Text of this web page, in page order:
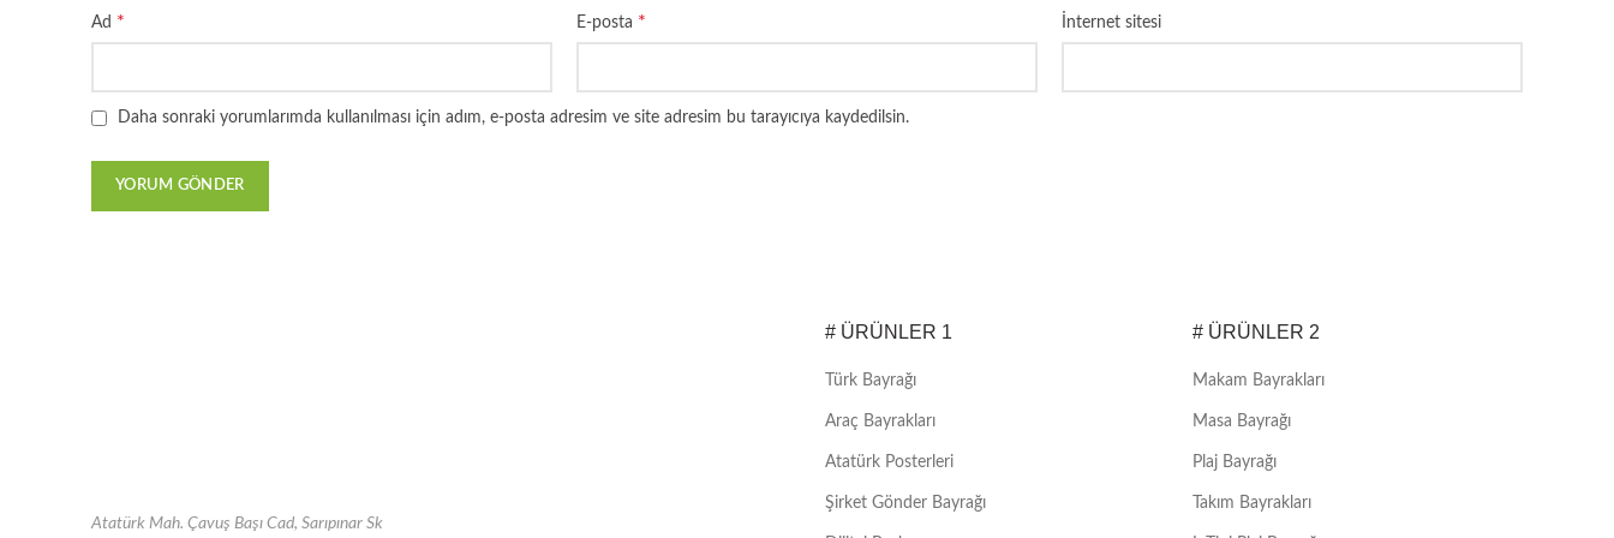
Ad * E-posta * İnternet sitesi
Daha sonraki yorumlarımda kullanılması için adım, e-posta adresim ve site adresim bu tarayıcıya kaydedilsin.
Atatürk Mah. Çavuş Başı Cad, Sarıpınar Sk
# ÜRÜNLER 1
Türk Bayrağı
Araç Bayrakları
Atatürk Posterleri
Şirket Gönder Bayrağı
# ÜRÜNLER 2
Makam Bayrakları
Masa Bayrağı
Plaj Bayrağı
Takım Bayrakları